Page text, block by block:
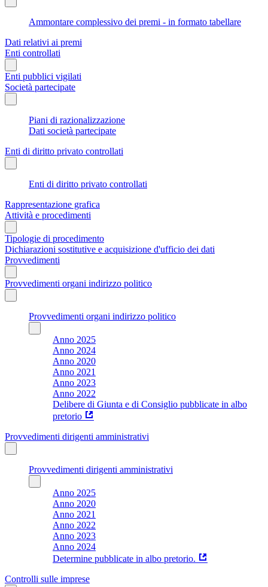
Ammontare complessivo dei premi - in formato tabellare
Dati relativi ai premi
Enti controllati
Enti pubblici vigilati
Società partecipate
Piani di razionalizzazione
Dati società partecipate
Enti di diritto privato controllati
Enti di diritto privato controllati
Rappresentazione grafica
Attività e procedimenti
Tipologie di procedimento
Dichiarazioni sostitutive e acquisizione d'ufficio dei dati
Provvedimenti
Provvedimenti organi indirizzo politico
Provvedimenti organi indirizzo politico
Anno 2025
Anno 2024
Anno 2020
Anno 2021
Anno 2023
Anno 2022
Delibere di Giunta e di Consiglio pubblicate in albo
pretorio
Provvedimenti dirigenti amministrativi
Provvedimenti dirigenti amministrativi
Anno 2025
Anno 2020
Anno 2021
Anno 2022
Anno 2023
Anno 2024
Determine pubblicate in albo pretorio.
Controlli sulle imprese